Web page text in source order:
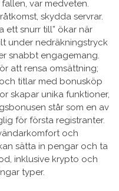
var medveten.
skydda servrar.
ett snurr till” ökar när
under nedräkningstryck
snabbt engagemang.
att rensa omsättning;
titlar med bonusköp
skapar unika funktioner,
står som en av
för första registranter.
och
sätta in pengar och ta
inklusive krypto och
typer.